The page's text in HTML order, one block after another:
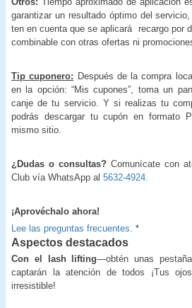
garantizar un resultado óptimo del
ten en cuenta que se aplicará recargo por
combinable con otras ofertas ni
Tip cuponero: Después de la compra
en la opción: “Mis cupones”, toma un
canje de tu servicio. Y si realizas tu
podrás descargar tu cupón en formato
mismo sitio.
¿Dudas o consultas? Comunícate con
Club vía WhatsApp al 5632-4924.
¡Aprovéchalo ahora!
Lee las preguntas frecuentes. *
Aspectos destacados
Con el lash lifting—obtén unas
captarán la atención de todos ¡Tus
irresistible!